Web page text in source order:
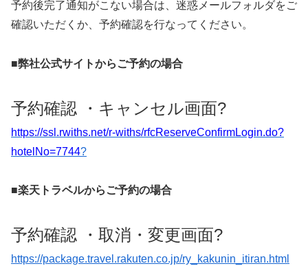
予約後完了通知がこない場合は、迷惑メールフォルダをご
確認いただくか、予約確認を行なってください。
■弊社公式サイトからご予約の場合
予約確認 ・キャンセル画面?
https://ssl.rwiths.net/r-withs/rfcReserveConfirmLogin.do?
hotelNo=7744?
■楽天トラベルからご予約の場合
予約確認 ・取消・変更画面?
https://package.travel.rakuten.co.jp/ry_kakunin_itiran.html